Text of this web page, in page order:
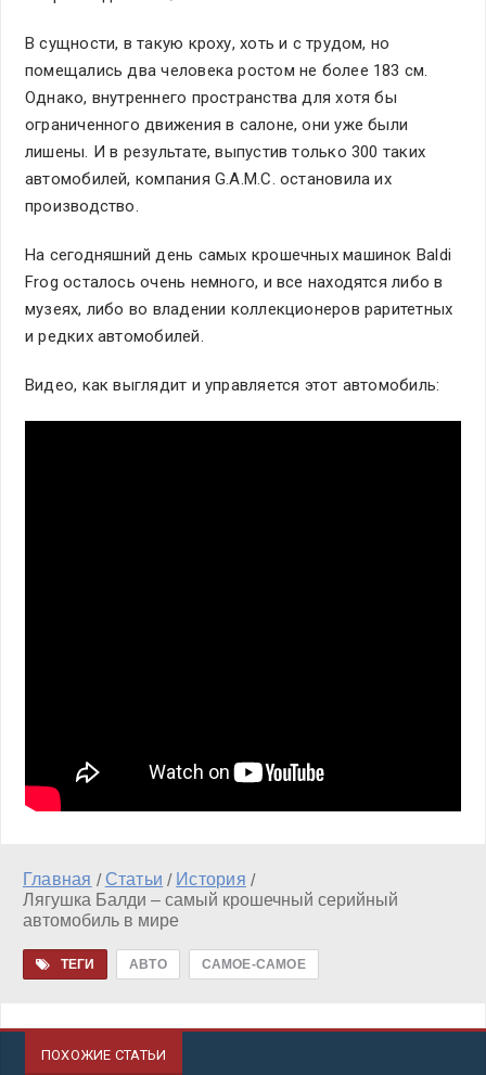
В сущности, в такую кроху, хоть и с трудом, но
помещались два человека ростом не более 183 см.
Однако, внутреннего пространства для хотя бы
ограниченного движения в салоне, они уже были
лишены. И в результате, выпустив только 300 таких
автомобилей, компания G.A.M.C. остановила их
производство.
На сегодняшний день самых крошечных машинок Baldi
Frog осталось очень немного, и все находятся либо в
музеях, либо во владении коллекционеров раритетных
и редких автомобилей.
Видео, как выглядит и управляется этот автомобиль:
Главная / Статьи / История /
Лягушка Балди – самый крошечный серийный
автомобиль в мире
ТЕГИ АВТО САМОЕ-САМОЕ
ПОХОЖИЕ СТАТЬИ